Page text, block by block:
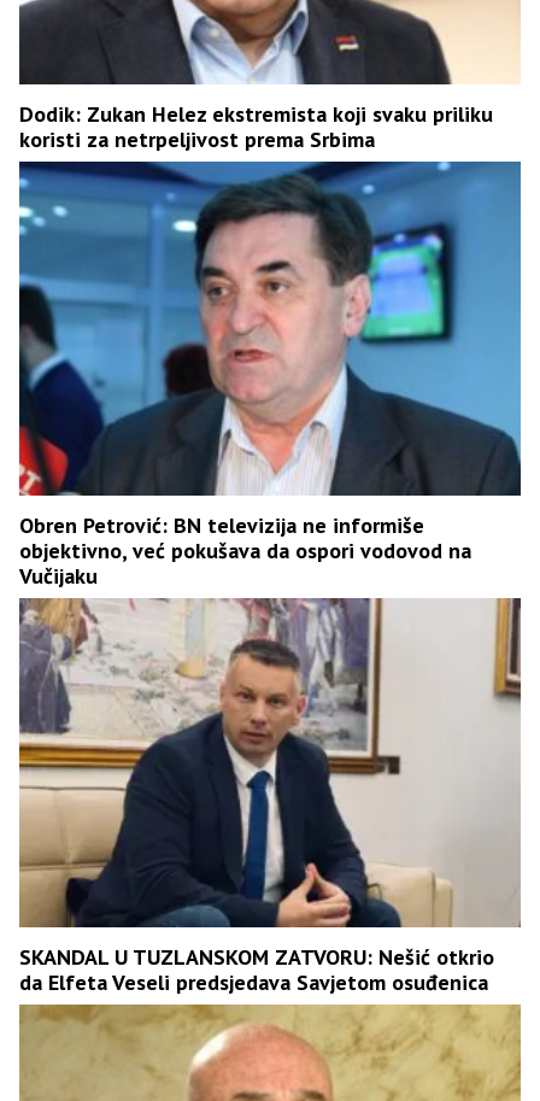
Dodik: Zukan Helez ekstremista koji svaku priliku
koristi za netrpeljivost prema Srbima
Obren Petrović: BN televizija ne informiše
objektivno, već pokušava da ospori vodovod na
Vučijaku
SKANDAL U TUZLANSKOM ZATVORU: Nešić otkrio
da Elfeta Veseli predsjedava Savjetom osuđenica